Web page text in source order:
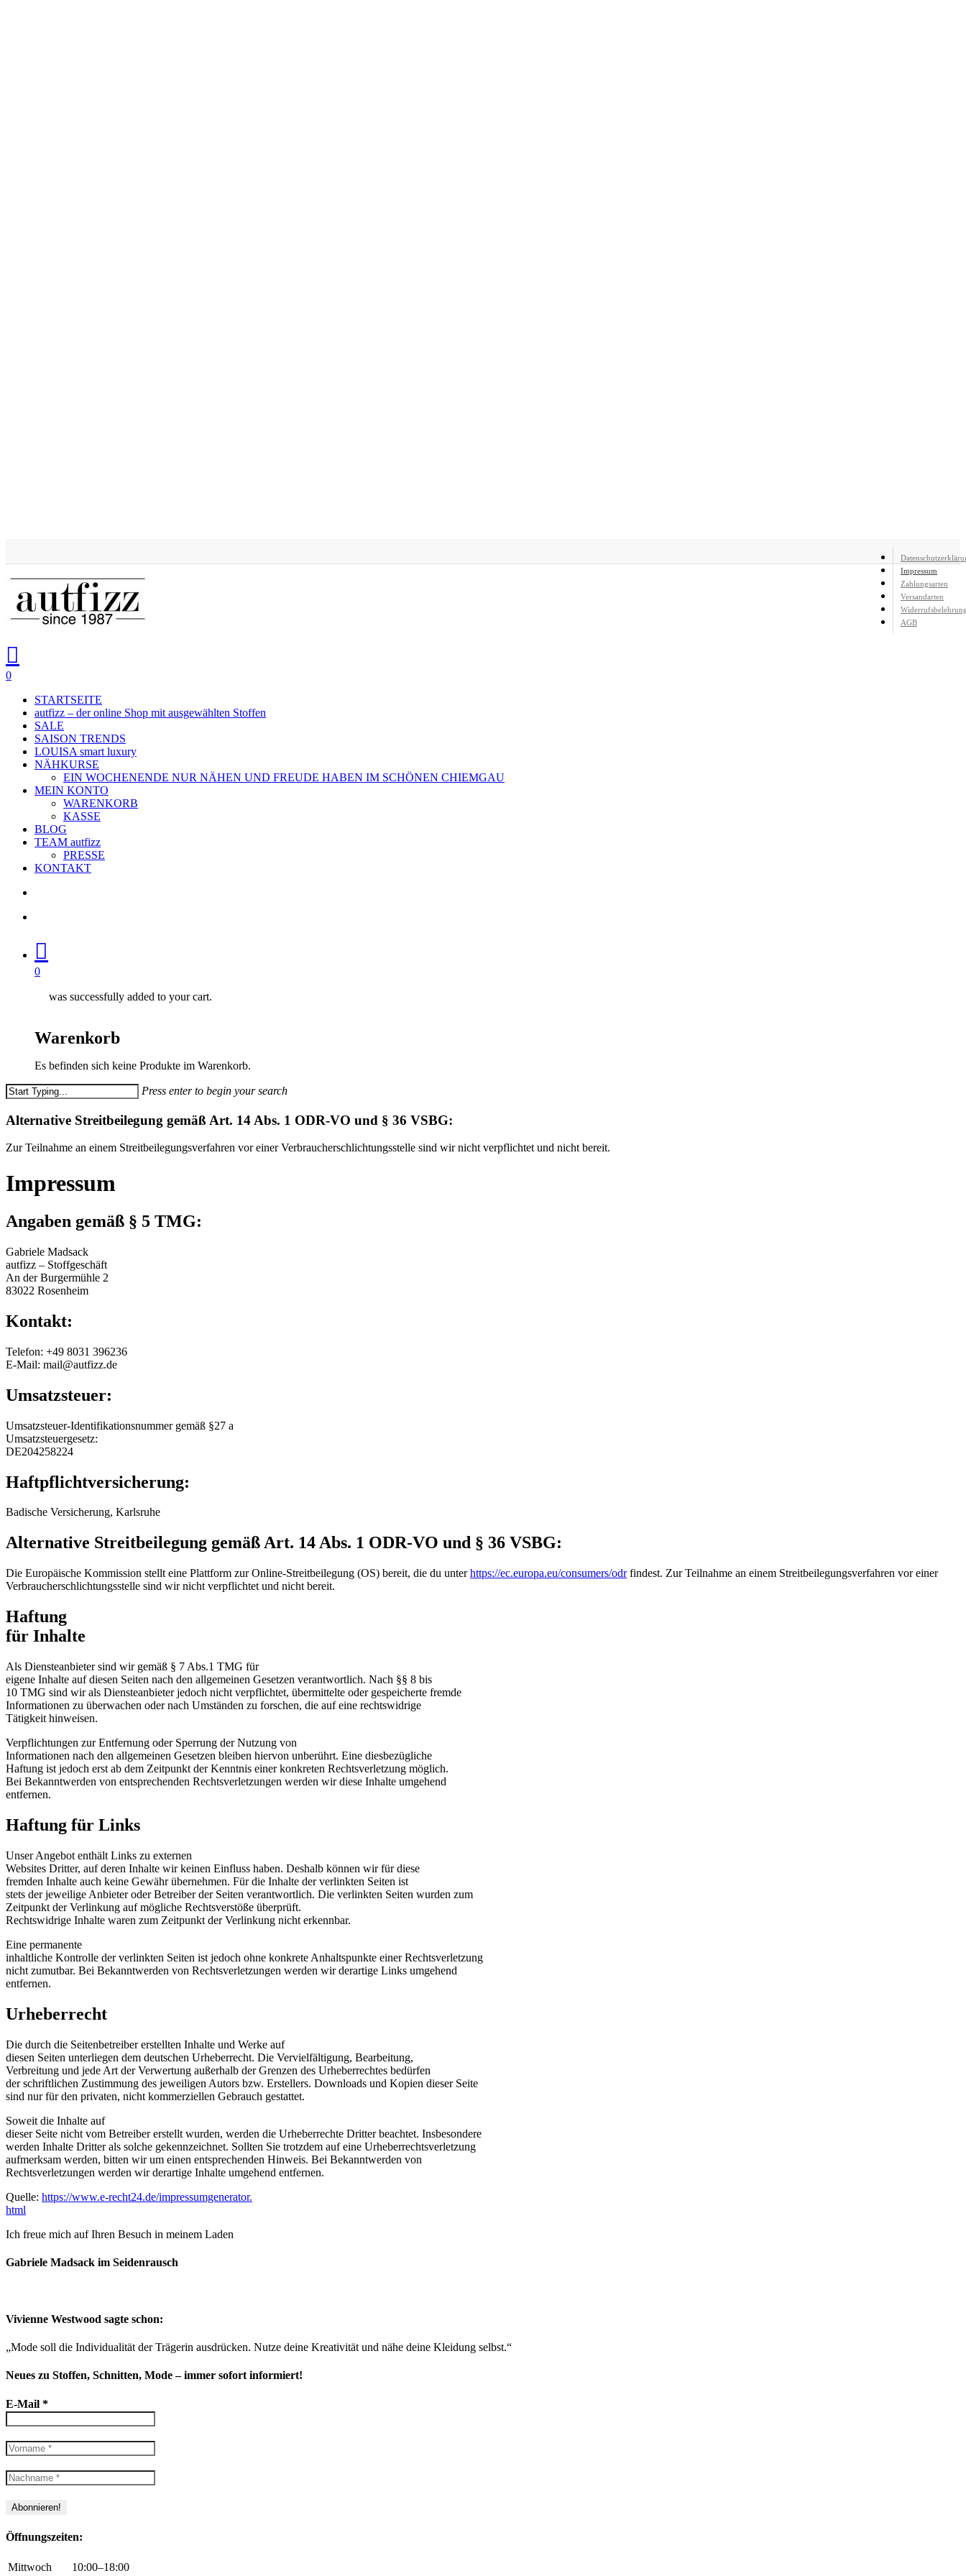
Impressum
Zahlungsarten
Versandarten
AGB
search
account
0
STARTSEITE
autfizz – der online Shop mit ausgewählten Stoffen
SALE
SAISON TRENDS
LOUISA smart luxury
NÄHKURSE
EIN WOCHENENDE NUR NÄHEN UND FREUDE HABEN IM SCHÖNEN CHIEMGAU
MEIN KONTO
WARENKORB
KASSE
BLOG
TEAM autfizz
PRESSE
KONTAKT
0
was successfully added to your cart.
Warenkorb
Es befinden sich keine Produkte im Warenkorb.
Press enter to begin your search
Search
Alternative Streitbeilegung gemäß Art. 14 Abs. 1 ODR-VO und § 36 VSBG:
Zur Teilnahme an einem Streitbeilegungsverfahren vor einer Verbraucherschlichtungsstelle sind wir nicht verpflichtet und nicht bereit.
Impressum
Angaben gemäß § 5 TMG:
Gabriele Madsack
autfizz – Stoffgeschäft
An der Burgermühle 2
83022 Rosenheim
Kontakt:
Telefon: +49 8031 396236
E-Mail: mail@autfizz.de
Umsatzsteuer:
Umsatzsteuer-Identifikationsnummer gemäß §27 a
Umsatzsteuergesetz:
DE204258224
Haftpflichtversicherung:
Badische Versicherung, Karlsruhe
Alternative Streitbeilegung gemäß Art. 14 Abs. 1 ODR-VO und § 36 VSBG:
Die Europäische Kommission stellt eine Plattform zur Online-Streitbeilegung (OS) bereit, die du unterhttps://ec.europa.eu/consumers/odrfindest. Zur Teilnahme an einem Streitbeilegungsverfahren vor einer
Verbraucherschlichtungsstelle sind wir nicht verpflichtet und nicht bereit.
Haftung
für Inhalte
Als Diensteanbieter sind wir gemäß § 7 Abs.1 TMG für
eigene Inhalte auf diesen Seiten nach den allgemeinen Gesetzen verantwortlich. Nach §§ 8 bis
10 TMG sind wir als Diensteanbieter jedoch nicht verpflichtet, übermittelte oder gespeicherte fremde
Informationen zu überwachen oder nach Umständen zu forschen, die auf eine rechtswidrige
Tätigkeit hinweisen.
Verpflichtungen zur Entfernung oder Sperrung der Nutzung von
Informationen nach den allgemeinen Gesetzen bleiben hiervon unberührt. Eine diesbezügliche
Haftung ist jedoch erst ab dem Zeitpunkt der Kenntnis einer konkreten Rechtsverletzung möglich.
Bei Bekanntwerden von entsprechenden Rechtsverletzungen werden wir diese Inhalte umgehend
entfernen.
Haftung für Links
Unser Angebot enthält Links zu externen
Websites Dritter, auf deren Inhalte wir keinen Einfluss haben. Deshalb können wir für diese
fremden Inhalte auch keine Gewähr übernehmen. Für die Inhalte der verlinkten Seiten ist
stets der jeweilige Anbieter oder Betreiber der Seiten verantwortlich. Die verlinkten Seiten wurden zum
Zeitpunkt der Verlinkung auf mögliche Rechtsverstöße überprüft.
Rechtswidrige Inhalte waren zum Zeitpunkt der Verlinkung nicht erkennbar.
Eine permanente
inhaltliche Kontrolle der verlinkten Seiten ist jedoch ohne konkrete Anhaltspunkte einer Rechtsverletzung
nicht zumutbar. Bei Bekanntwerden von Rechtsverletzungen werden wir derartige Links umgehend
entfernen.
Urheberrecht
Die durch die Seitenbetreiber erstellten Inhalte und Werke auf
diesen Seiten unterliegen dem deutschen Urheberrecht. Die Vervielfältigung, Bearbeitung,
Verbreitung und jede Art der Verwertung außerhalb der Grenzen des Urheberrechtes bedürfen
der schriftlichen Zustimmung des jeweiligen Autors bzw. Erstellers. Downloads und Kopien dieser Seite
sind nur für den privaten, nicht kommerziellen Gebrauch gestattet.
Soweit die Inhalte auf
dieser Seite nicht vom Betreiber erstellt wurden, werden die Urheberrechte Dritter beachtet. Insbesondere
werden Inhalte Dritter als solche gekennzeichnet. Sollten Sie trotzdem auf eine Urheberrechtsverletzung
aufmerksam werden, bitten wir um einen entsprechenden Hinweis. Bei Bekanntwerden von
Rechtsverletzungen werden wir derartige Inhalte umgehend entfernen.
Quelle: https://www.e-recht24.de/impressumgenerator.
html
Ich freue mich auf Ihren Besuch in meinem Laden
Gabriele Madsack im Seidenrausch
Vivienne Westwood sagte schon:
„Mode soll die Individualität der Trägerin ausdrücken. Nutze deine Kreativität und nähe deine Kleidung selbst.“
Neues zu Stoffen, Schnitten, Mode – immer sofort informiert!
E-Mail *
Öffnungszeiten:
Mittwoch 10:00–18:00